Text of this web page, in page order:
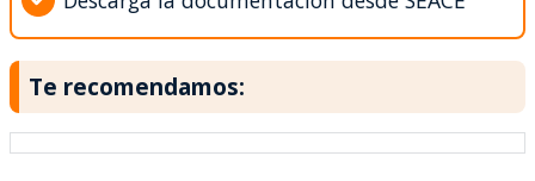
Te recomendamos: